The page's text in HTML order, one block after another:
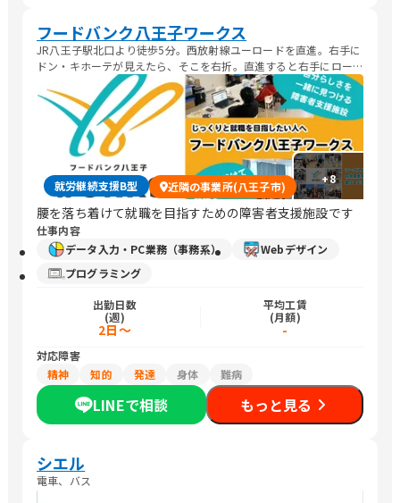
フードバンク八王子ワークス
JR八王子駅北口より徒歩5分。西放射線ユーロードを直進。右手に
ドン・キホーテが見えたら、そこを右折。直進すると右手にロー
ランド像のあるビルがあります。そのビルの3階になります
+8
就労継続支援B型 近隣の事業所(八王子市)
腰を落ち着けて就職を目指すための障害者支援施設です
仕事内容
データ入力・PC業務（事務系）
Webデザイン
プログラミング
出勤日数
(週)
2日～
平均工賃
(月額)
-
対応障害
精神
知的 発達 身体 難病
LINEで相談 もっと見る
シエル
電車、バス